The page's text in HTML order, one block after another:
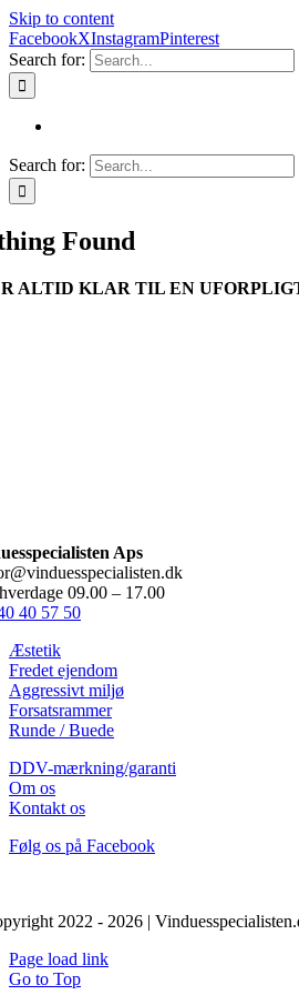
Skip to content
FacebookXInstagramPinterest
Search for:
Search for:
Found
ALTID KLAR TIL EN
Aps
09.00 – 17.00
40 57 50
Æstetik
Fredet ejendom
Aggressivt miljø
Forsatsrammer
Runde / Buede
DDV-mærkning/garanti
Om os
Kontakt os
Følg os på Facebook
2022 - 2026 |
Page load link
Go to Top